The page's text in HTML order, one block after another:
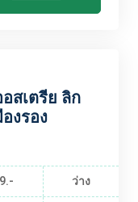
สเตรีย ลิก
งรอง
ว่าง